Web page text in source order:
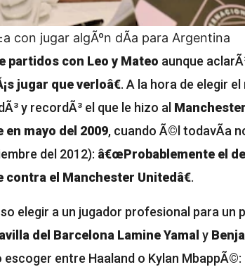
con jugar algÃºn dÃ­a para Argentina
partidos con Leo y Mateo aunque
jugar que verloâ€. A la hora de elegir
y recordÃ³ el que le hizo al
en mayo del 2009, cuando Ã©l todavÃ­a
del 2012): â€œProbablemente el
contra el Manchester Unitedâ€.
elegir a un jugador profesional para un
del Barcelona Lamine Yamal y
entre Haaland o Kylan MbappÃ©: